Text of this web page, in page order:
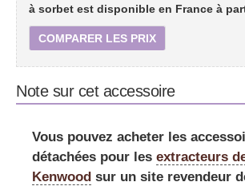
à sorbet est disponible en France à
COMPARER LES PRIX
Note sur cet accessoire
Vous pouvez acheter les
détachées pour les extracteurs
Kenwood sur un site revendeur